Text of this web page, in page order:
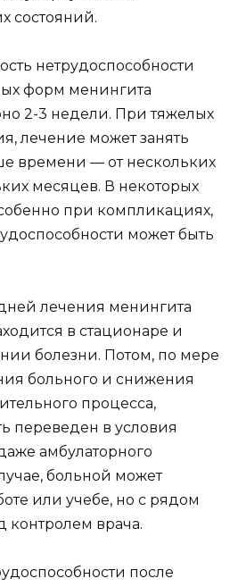
состояний.
нетрудоспособности
форм менингита
2-3 недели. При тяжелых
лечение может занять
времени — от нескольких
месяцев. В некоторых
при компликациях,
может быть
лечения менингита
в стационаре и
болезни. Потом, по мере
больного и снижения
процесса,
переведен в условия
амбулаторного
больной может
или учебе, но с рядом
контролем врача.
после